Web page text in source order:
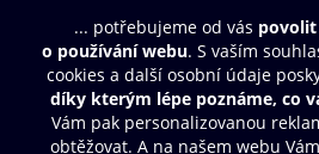
Obsah ke stažení
Moje O2 Knihovna
Další zábava